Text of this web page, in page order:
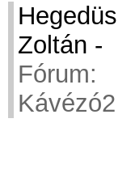
Hegedüs
Zoltán -
Fórum:
Kávézó2